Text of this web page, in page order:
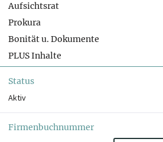
Aufsichtsrat
Prokura
Bonität u. Dokumente
PLUS Inhalte
Status
Aktiv
Firmenbuchnummer